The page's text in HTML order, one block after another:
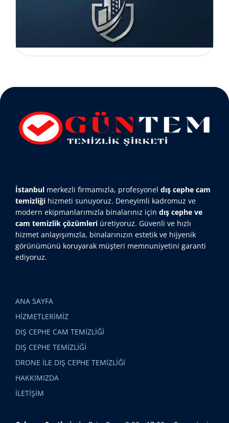
İstanbul merkezli firmamızla, profesyonel dış cephe cam
temizliği hizmeti sunuyoruz. Deneyimli kadromuz ve
modern ekipmanlarımızla binalarınız için dış cephe ve
cam temizlik çözümleri üretiyoruz. Güvenli ve hızlı
hizmet anlayışımızla, binalarınızın estetik ve hijyenik
görünümünü koruyarak müşteri memnuniyetini garanti
ediyoruz.
ANA SAYFA
HİZMETLERİMİZ
DIŞ CEPHE CAM TEMİZLİĞİ
DIŞ CEPHE TEMİZLİĞİ
DRONE İLE DIŞ CEPHE TEMİZLİĞİ
HAKKIMIZDA
İLETİŞİM